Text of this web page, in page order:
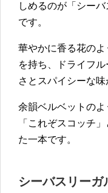
しめるのが「シー
です。
華やかに香る花の
を持ち、ドライフ
さとスパイシーな味
余韻ベルベットのよ
「これぞスコッチ
た一本です。
シーバスリー